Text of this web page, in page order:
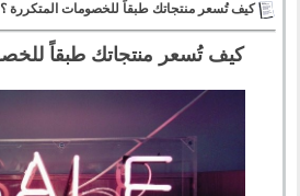
كيف تُسعر منتجاتك طبقاً للخصومات المتكررة ؟
كيف تُسعر منتجاتك طبقاً